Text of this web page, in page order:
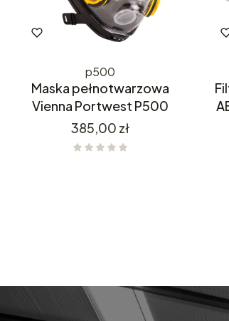
p500
Maska pełnotwarzowa
Vienna Portwest P500
Cena
385,00 zł